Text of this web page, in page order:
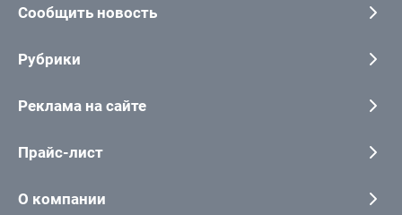
Сообщить новость
Рубрики
Реклама на сайте
Прайс-лист
О компании